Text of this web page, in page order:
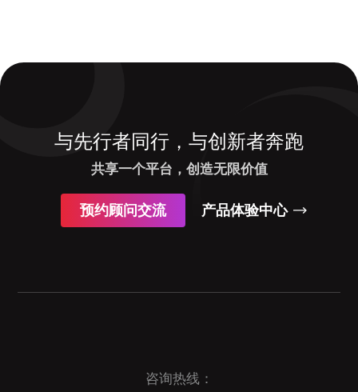
与先行者同行，与创新者奔跑
共享一个平台，创造无限价值
预约顾问交流 产品体验中心
咨询热线：